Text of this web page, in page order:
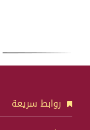
روابط سريعة